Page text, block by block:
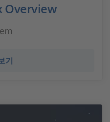
Overview
기